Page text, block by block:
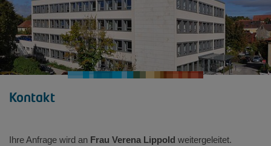
Kontakt
Ihre Anfrage wird an Frau Verena Lippold weitergeleitet.